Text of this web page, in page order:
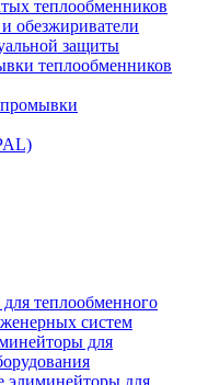
теплообменников
обезжириватели
защиты
теплообменников
теплообменного
систем
для
элиминейторы для